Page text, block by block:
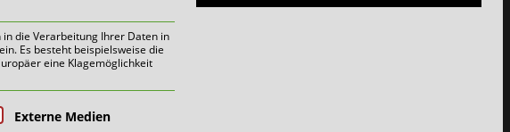
– aber richtig!
die Verarbeitung Ihrer Daten in
Es besteht beispielsweise die
eine Klagemöglichkeit
werden kann. Die erste Service-Gruppe
Externe Medien